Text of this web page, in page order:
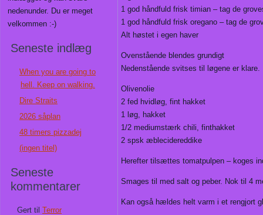
nedenunder. Du er meget
velkommen :-)
Seneste indlæg
When you are going to
hell. Keep on walking.
Dire Straits
2026 såplan
48 timers pizzadej
(ingen titel)
Seneste
kommentarer
Gert til Terror
1 god håndfuld frisk timian – tag de
1 god håndfuld frisk oregano – tag de
Alt høstet i egen haver
Ovenstående blendes grundigt
Nedenstående svitses til løgene er klare.
Olivenolie
2 fed hvidløg, fint hakket
1 løg, hakket
1/2 mediumstærk chili, finthakket
2 spsk æblecidereddike
Herefter tilsættes tomatpulpen – koges
Smages til med salt og peber. Nok til 4
Kan også hældes helt varm i et rengjort